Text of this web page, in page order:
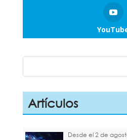
Artículos
Desde el 2 de